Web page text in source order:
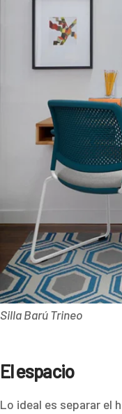
Silla Barú Trineo
El espacio
Lo ideal es separar el